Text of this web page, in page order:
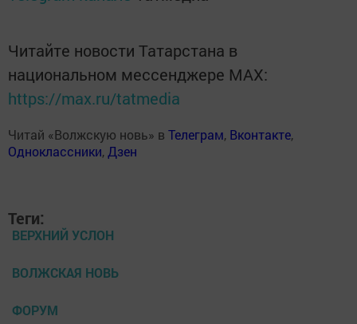
Читайте новости Татарстана в
национальном мессенджере MАХ:
https://max.ru/tatmedia
Читай «Волжскую новь» в Телеграм, Вконтакте,
Одноклассники,Дзен
Теги:
ВЕРХНИЙ УСЛОН
ВОЛЖСКАЯ НОВЬ
ФОРУМ